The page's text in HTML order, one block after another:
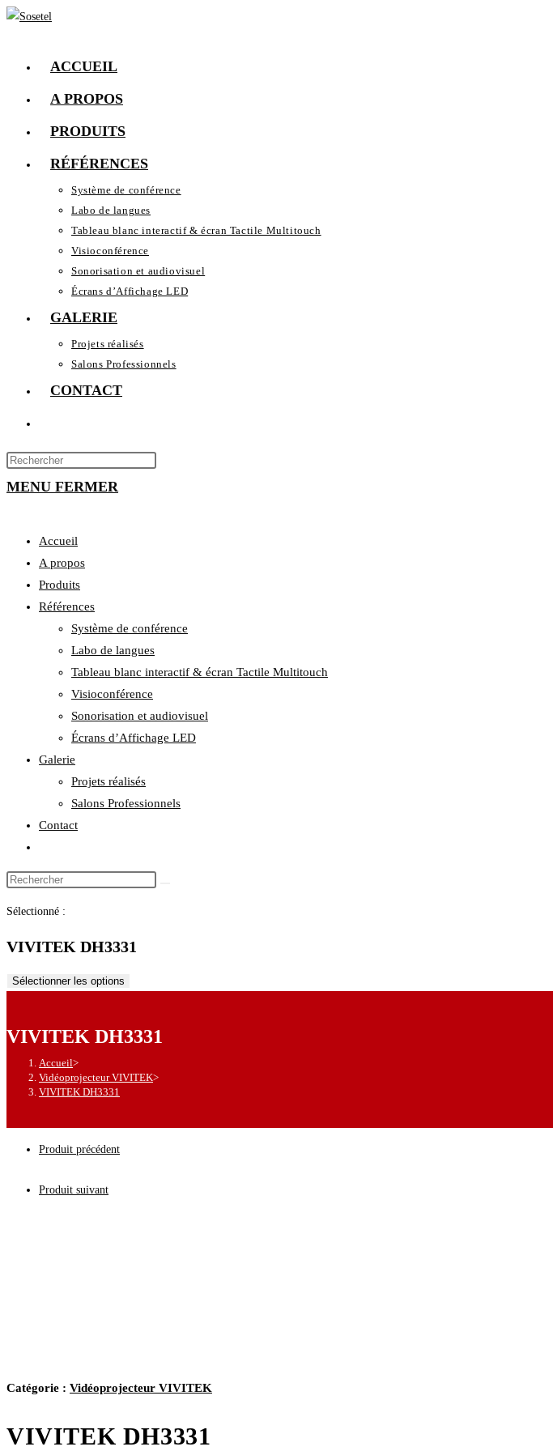
Skip
ACCUEIL
A PROPOS
PRODUITS
RÉFÉRENCES
Système de conférence
Labo de langues
Tableau blanc interactif & écran Tactile Multitouch
Visioconférence
Sonorisation et audiovisuel
Écrans d’Affichage LED
GALERIE
Projets réalisés
Salons Professionnels
CONTACT
WEBSITE
SEARCH
MENU FERMER
Accueil
A propos
Produits
Références
Système de conférence
Labo de langues
Tableau blanc interactif & écran Tactile Multitouch
Visioconférence
Sonorisation et audiovisuel
Écrans d’Affichage LED
Galerie
Projets réalisés
Salons Professionnels
Contact
search
Rechercher
site
Sélectionné :
VIVITEK DH3331
Sélectionner les options
VIVITEK DH3331
Accueil>
Vidéoprojecteur VIVITEK>
VIVITEK DH3331
Produit précédent
Produit suivant
Catégorie : Vidéoprojecteur VIVITEK
VIVITEK DH3331